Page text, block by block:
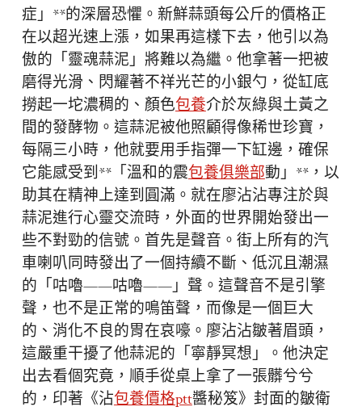
症」**的深層恐懼。新鮮蒜頭每公斤的價格正
在以超光速上漲，如果再這樣下去，他引以為
傲的「靈魂蒜泥」將難以為繼。他拿著一把被
磨得光滑、閃耀著不祥光芒的小銀勺，從缸底
撈起一坨濃稠的、顏色包養介於灰綠與土黃之
間的發酵物。這蒜泥被他照顧得像稀世珍寶，
每隔三小時，他就要用手指彈一下缸邊，確保
它能感受到**「溫和的震包養俱樂部動」**，以
助其在精神上達到圓滿。就在廖沾沾專注於與
蒜泥進行心靈交流時，外面的世界開始發出一
些不對勁的信號。首先是聲音。街上所有的汽
車喇叭同時發出了一個持續不斷、低沉且潮濕
的「咕嚕——咕嚕——」聲。這聲音不是引擎
聲，也不是正常的鳴笛聲，而像是一個巨大
的、消化不良的胃在哀嚎。廖沾沾皺著眉頭，
這嚴重干擾了他蒜泥的「寧靜冥想」。他決定
出去看個究竟，順手從桌上拿了一張髒兮兮
的，印著《沾包養價格ptt醬秘笈》封面的皺衛